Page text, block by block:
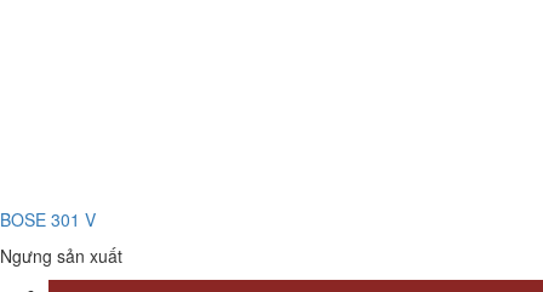
BOSE 301 V
Ngưng sản xuất